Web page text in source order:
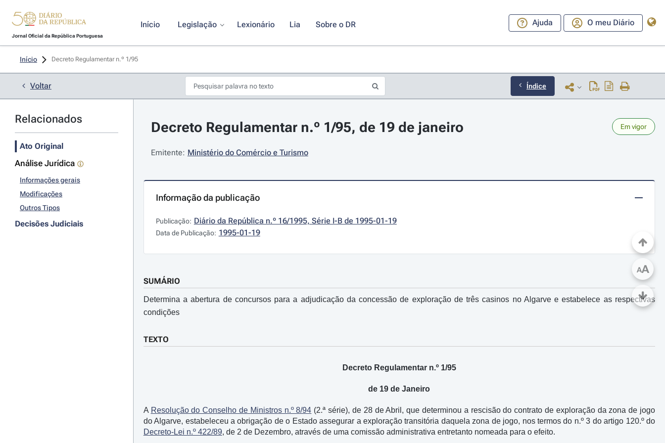
Jornal Oficial da República Portuguesa
Início Legislação Lexionário Lia Sobre o DR Ajuda O meu Diário
Início Decreto Regulamentar n.º 1/95
Voltar Índice
Relacionados
Ato Original
Análise Jurídica
Informações gerais
Modificações
Outros Tipos
Decisões Judiciais
Decreto Regulamentar n.º 1/95, de 19 de janeiro Em vigor
Emitente: Ministério do Comércio e Turismo
Informação da publicação
Publicação: Diário da República n.º 16/1995, Série I-B de 1995-01-19
Data de Publicação: 1995-01-19
SUMÁRIO
Determina a abertura de concursos para a adjudicação da concessão de exploração de três casinos no Algarve e estabelece as respectivas
condições
TEXTO
Decreto Regulamentar n.º 1/95
de 19 de Janeiro
A Resolução do Conselho de Ministros n.º 8/94 (2.ª série), de 28 de Abril, que determinou a rescisão do contrato de exploração da zona de jogo
do Algarve, estabeleceu a obrigação de o Estado assegurar a exploração transitória daquela zona de jogo, nos termos do n.º 3 do artigo 120.º do
Decreto-Lei n.º 422/89, de 2 de Dezembro, através de uma comissão administrativa entretanto nomeada para o efeito.
AA